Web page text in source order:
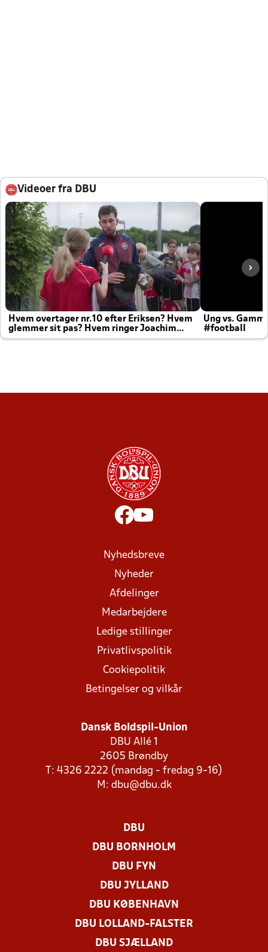
Videoer fra DBU
Hvem overtager nr.10 efter Eriksen? Hvem
glemmer sit pas? Hvem ringer Joachim
altid til efter kampe?
Ung vs.
#football
Nyhedsbreve
Nyheder
Afdelinger
Medarbejdere
Ledige stillinger
Privatlivspolitik
Cookiepolitik
Betingelser og vilkår
Dansk Boldspil-Union
DBU Allé 1
2605 Brøndby
T: 4326 2222 (mandag - fredag 9-16)
M: dbu@dbu.dk
DBU
DBU BORNHOLM
DBU FYN
DBU JYLLAND
DBU KØBENHAVN
DBU LOLLAND-FALSTER
DBU SJÆLLAND